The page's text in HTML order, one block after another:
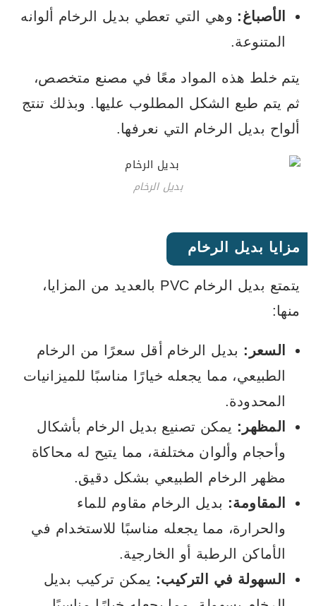
الأصباغ: وهي التي تعطي بديل الرخام ألوانه
المتنوعة.
يتم خلط هذه المواد معًا في مصنع متخصص،
ثم يتم طبع الشكل المطلوب عليها. وبذلك تنتج
ألواح بديل الرخام التي نعرفها.
بديل الرخام
مزايا بديل الرخام
يتمتع بديل الرخام PVC بالعديد من المزايا،
منها:
السعر: بديل الرخام أقل سعرًا من الرخام
الطبيعي، مما يجعله خيارًا مناسبًا للميزانيات
المحدودة.
المظهر: يمكن تصنيع بديل الرخام بأشكال
وأحجام وألوان مختلفة، مما يتيح له محاكاة
مظهر الرخام الطبيعي بشكل دقيق.
المقاومة: بديل الرخام مقاوم للماء
والحرارة، مما يجعله مناسبًا للاستخدام في
الأماكن الرطبة أو الخارجية.
السهولة في التركيب: يمكن تركيب بديل